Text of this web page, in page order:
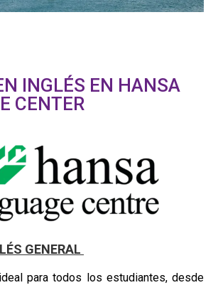
INGLÉS EN HANSA
CENTER
GENERAL
para todos los estudiantes, desde